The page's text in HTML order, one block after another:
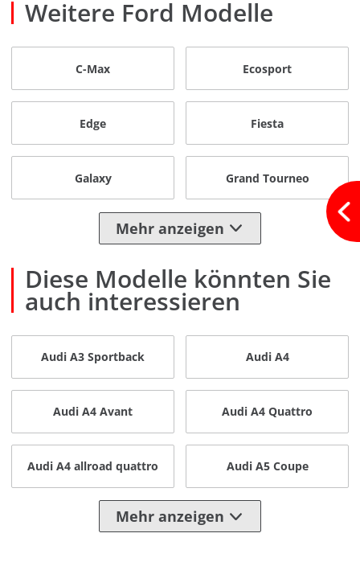
Weitere Ford Modelle
C-Max Ecosport
Edge Fiesta
Galaxy Grand Tourneo
Mehr anzeigen
Diese Modelle könnten Sie
auch interessieren
Audi A3 Sportback Audi A4
Audi A4 Avant Audi A4 Quattro
Audi A4 allroad quattro Audi A5 Coupe
Mehr anzeigen